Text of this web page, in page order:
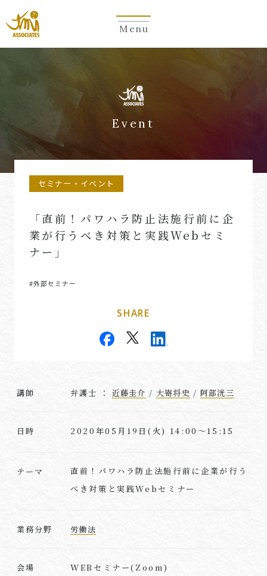
Menu
Event
セミナー・イベント
「直前！パワハラ防止法施行前に企
業が行うべき対策と実践Webセミ
ナー」
#外部セミナー
SHARE
講師 弁護士 ： 近藤圭介 / 大嵜将史 / 阿部洸三
日時 2020年05月19日(火) 14:00～15:15
テーマ
直前！パワハラ防止法施行前に企業が行う
べき対策と実践Webセミナー
業務分野 労働法
会場 WEBセミナー(Zoom)